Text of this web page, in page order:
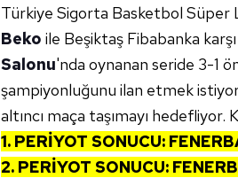
Türkiye Sigorta Basketbol Süper
Beko ile Beşiktaş Fibabanka
Salonu'nda oynanan seride 3-1
şampiyonluğunu ilan etmek
altıncı maça taşımayı
1. PERİYOT SONUCU:
2. PERİYOT SONUCU: